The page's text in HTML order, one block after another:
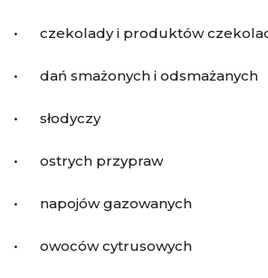
• czekolady i produktów
• dań smażonych i odsmażanych
• słodyczy
• ostrych przypraw
• napojów gazowanych
• owoców cytrusowych